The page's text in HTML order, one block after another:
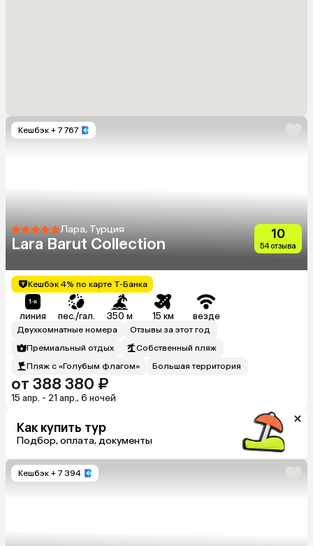
Кешбэк + 7 767
Лара, Турция
Lara Barut Collection
10
54 отзыва
Кешбэк 4% по карте Т-Банка
линия пес./гал. 350 м 15 км везде
Двухкомнатные номера
Отзывы за этот год
Премиальный отдых
Собственный пляж
Пляж с «Голубым флагом»
Большая территория
от 388 380 ₽
15 апр. - 21 апр., 6 ночей
Как купить тур
Подбор, оплата, документы
Кешбэк + 7 394